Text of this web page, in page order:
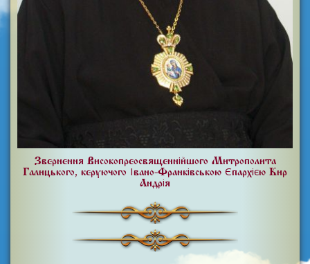
Звернення Високопреосвященнійшого Митрополита
Галицького, керуючого Івано-Франківською Єпархією Кир
Андрія